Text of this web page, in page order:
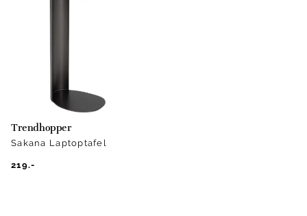
Trendhopper
Sakana Laptoptafel
219.-